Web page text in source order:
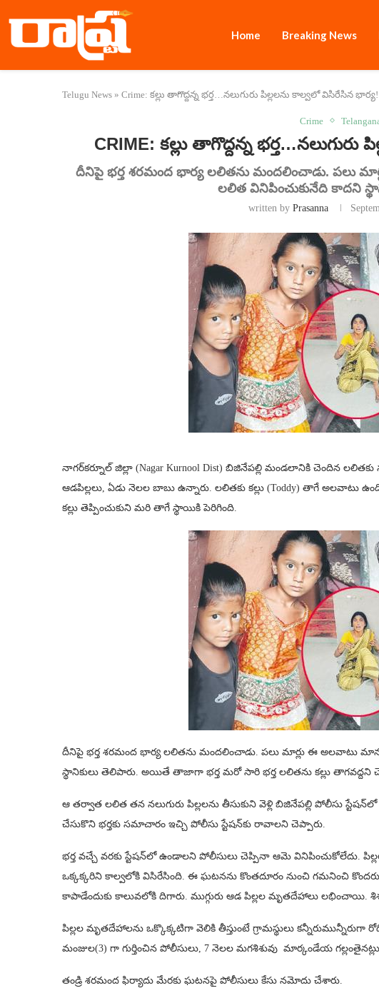
Home Breaking News
Telugu News » Crime: కల్లు తాగొద్దన్న భర్త…నలుగురు పిల్లలను కాల్వలో విసిరేసిన భార్య!
Crime
CRIME: కల్లు తాగొద్దన్న
దీనిపై భర్త శరమంద భార్య లలితను మందలించాడు. పలు
లలిత వినిపించుకునేది కాదని
written byPrasanna
నాగర్‌కర్నూల్‌ జిల్లా (Nagar Kurnool Dist) బిజినేపల్లి మండలానికి చెందిన లలితకు
ఆడపిల్లలు, ఏడు నెలల బాబు ఉన్నారు. లలితకు కల్లు (Toddy) తాగే అలవాటు
కల్లు తెప్పించుకుని మరి తాగే స్థాయికి పెరిగింది.
దీనిపై భర్త శరమంద భార్య లలితను మందలించాడు. పలు మార్లు ఈ అలవాటు
స్థానికులు తెలిపారు. అయితే తాజాగా భర్త మరో సారి భర్త లలితను కల్లు తాగవద్దని
ఆ తర్వాత లలిత తన నలుగురు పిల్లలను తీసుకుని వెళ్లి బిజినేపల్లి పోలీసు
చేసుకొని భర్తకు సమాచారం ఇచ్చి పోలీసు స్టేషన్‌కు రావాలని చెప్పారు.
భర్త వచ్చే వరకు స్టేషన్‌లో ఉండాలని పోలీసులు చెప్పినా ఆమె వినిపించుకోలేదు.
ఒక్కక్కరిని కాల్వలోకి విసిరేసింది. ఈ ఘటనను కొంతదూరం నుంచి గమనించి కొందరు
కాపాడేందుకు కాలువలోకి దిగారు. ముగ్గురు ఆడ పిల్లల మృతదేహాలు లభించాయి.
పిల్లల మృతదేహాలను ఒక్కొక్కటిగా వెలికి తీస్తుంటే గ్రామస్థులు కన్నీరుమున్నీరుగా
మంజుల(3) గా గుర్తించిన పోలీసులు, 7 నెలల మగశిశువు మార్కండేయ
తండ్రి శరమంద ఫిర్యాదు మేరకు ఘటనపై పోలీసులు కేసు నమోదు చేశారు.